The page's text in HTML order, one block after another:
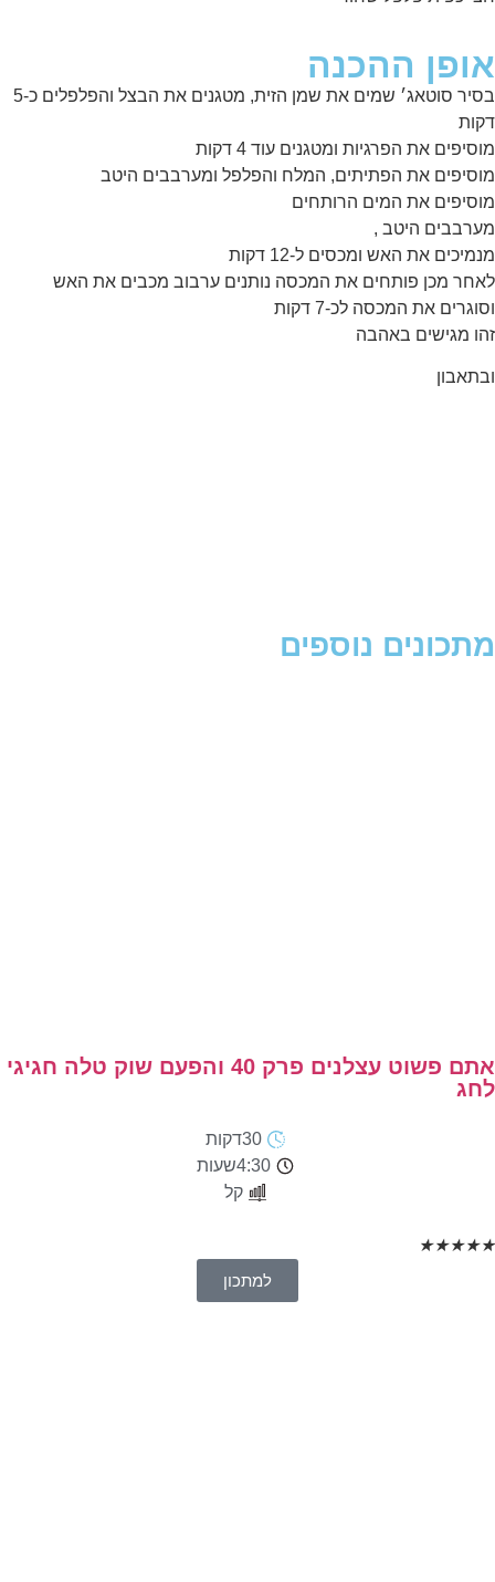
אופן ההכנה
בסיר סוטאג׳ שמים את שמן הזית, מטגנים את הבצל והפלפלים כ-5
דקות
מוסיפים את הפרגיות ומטגנים עוד 4 דקות
מוסיפים את הפתיתים, המלח והפלפל ומערבבים היטב
מוסיפים את המים הרותחים
מערבבים היטב ,
מנמיכים את האש ומכסים ל-12 דקות
לאחר מכן פותחים את המכסה נותנים ערבוב מכבים את האש
וסוגרים את המכסה לכ-7 דקות
זהו מגישים באהבה
ובתאבון
מתכונים נוספים
אתם פשוט עצלנים פרק 40 והפעם שוק טלה חגיגי
לחג
30דקות
4:30שעות
קל
★
★
★
★
★
למתכון